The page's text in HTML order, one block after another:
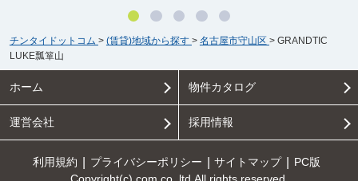
チンタイドットコム > (賃貸)地域から探す > 名古屋市守山区 > GRANDTIC
LUKE瓢箪山
ホーム 物件カタログ
運営会社 採用情報
利用規約 プライバシーポリシー サイトマップ
PC版